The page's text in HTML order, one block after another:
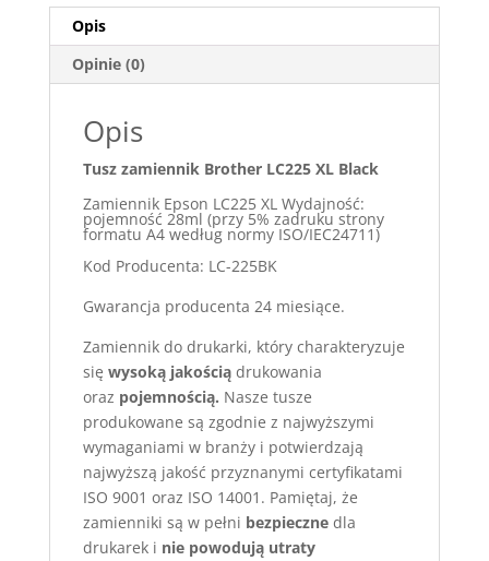
Opis
Opinie (0)
Opis
Tusz zamiennik Brother LC225 XL Black
Zamiennik Epson LC225 XL Wydajność:
pojemność 28ml (przy 5% zadruku strony
formatu A4 według normy ISO/IEC24711)
Kod Producenta: LC-225BK
Gwarancja producenta 24 miesiące.
Zamiennik do drukarki, który charakteryzuje
się wysoką jakościądrukowania
oraz pojemnością. Nasze tusze
produkowane są zgodnie z najwyższymi
wymaganiami w branży i potwierdzają
najwyższą jakość przyznanymi certyfikatami
ISO 9001 oraz ISO 14001. Pamiętaj, że
zamienniki są w pełni bezpiecznedla
drukarek i nie powodują utraty